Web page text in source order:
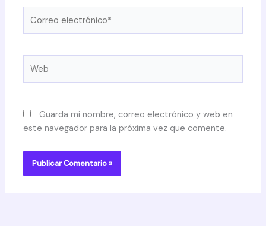
electrónico*
Guarda mi nombre, correo electrónico y web en
este navegador para la próxima vez que comente.